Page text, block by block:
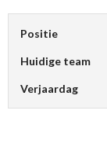
Positie
Huidige team
Verjaardag